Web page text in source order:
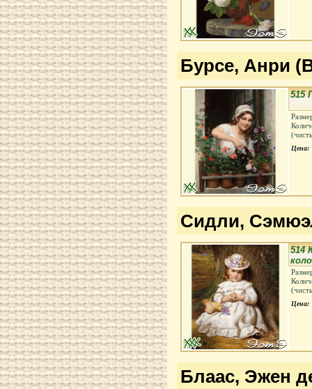
Бурсе, Анри
515
Цена:
Сидли,
514
Цена:
Блаас, Эжен